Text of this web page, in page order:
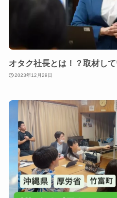
オタク社長とは！？取材し
2023年12月29日